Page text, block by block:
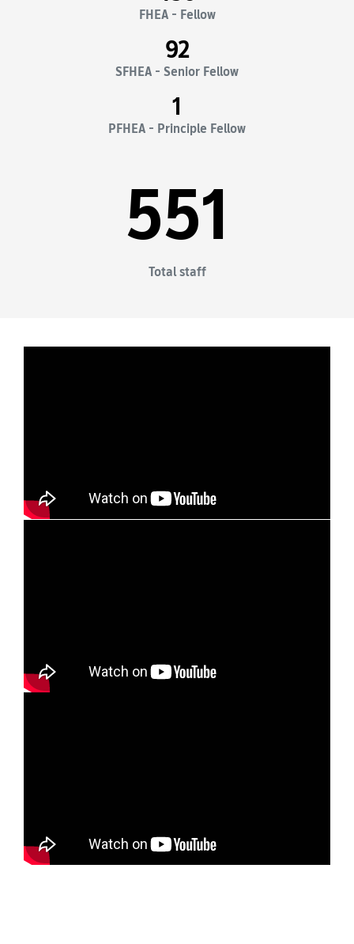
FHEA - Fellow
92
SFHEA - Senior Fellow
1
PFHEA - Principle Fellow
551
Total staff